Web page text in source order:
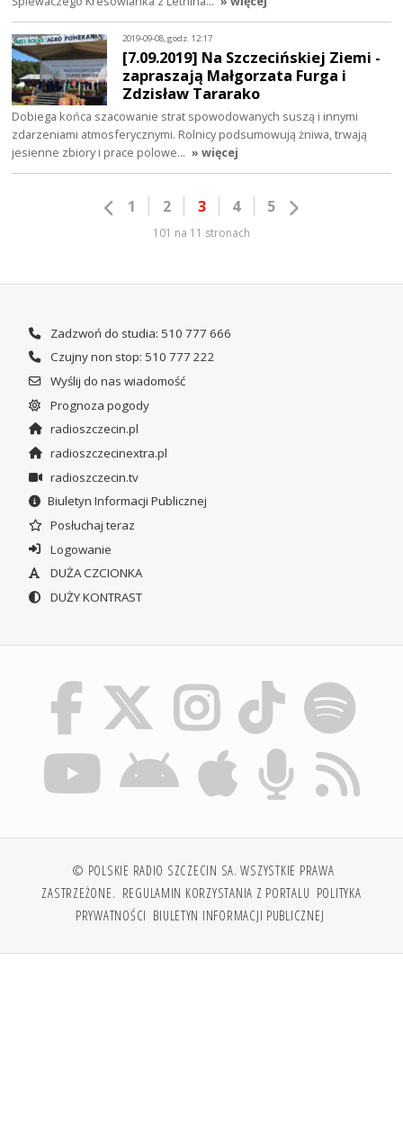
2019-09-08, godz. 12:17
[7.09.2019] Na Szczecińskiej Ziemi -
zapraszają Małgorzata Furga i
Zdzisław Tararako
Dobiega końca szacowanie strat spowodowanych suszą i innymi
zdarzeniami atmosferycznymi. Rolnicy podsumowują żniwa, trwają
jesienne zbiory i prace polowe… » więcej
1 2 3 4 5
101 na 11 stronach
Zadzwoń do studia: 510 777 666
Czujny non stop: 510 777 222
Wyślij do nas wiadomość
Prognoza pogody
radioszczecin.pl
radioszczecinextra.pl
radioszczecin.tv
Biuletyn Informacji Publicznej
Posłuchaj teraz
Logowanie
DUŻA CZCIONKA
DUŻY KONTRAST
© POLSKIE RADIO SZCZECIN SA. WSZYSTKIE PRAWA
ZASTRZEŻONE. REGULAMIN KORZYSTANIA Z PORTALU POLITYKA
PRYWATNOŚCI BIULETYN INFORMACJI PUBLICZNEJ